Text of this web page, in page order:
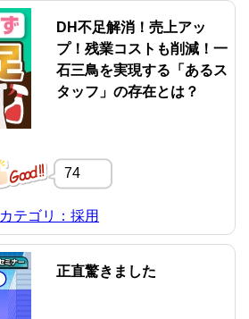
DH不足解消！売上アッ
プ！残業コストも削減！一
石三鳥を実現する「あるス
タッフ」の存在とは？
74
カテゴリ：採用
正直驚きました